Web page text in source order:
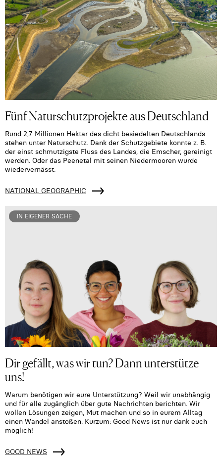
Fünf Naturschutzprojekte aus Deutschland
Rund 2,7 Millionen Hektar des dicht besiedelten Deutschlands
stehen unter Naturschutz. Dank der Schutzgebiete konnte z. B.
der einst schmutzigste Fluss des Landes, die Emscher, gereinigt
werden. Oder das Peenetal mit seinen Niedermooren wurde
wiedervernässt.
NATIONAL GEOGRAPHIC
IN EIGENER SACHE
Dir gefällt, was wir tun? Dann unterstütze
uns!
Warum benötigen wir eure Unterstützung? Weil wir unabhängig
und für alle zugänglich über gute Nachrichten berichten. Wir
wollen Lösungen zeigen, Mut machen und so in eurem Alltag
einen Wandel anstoßen. Kurzum: Good News ist nur dank euch
möglich!
GOOD NEWS